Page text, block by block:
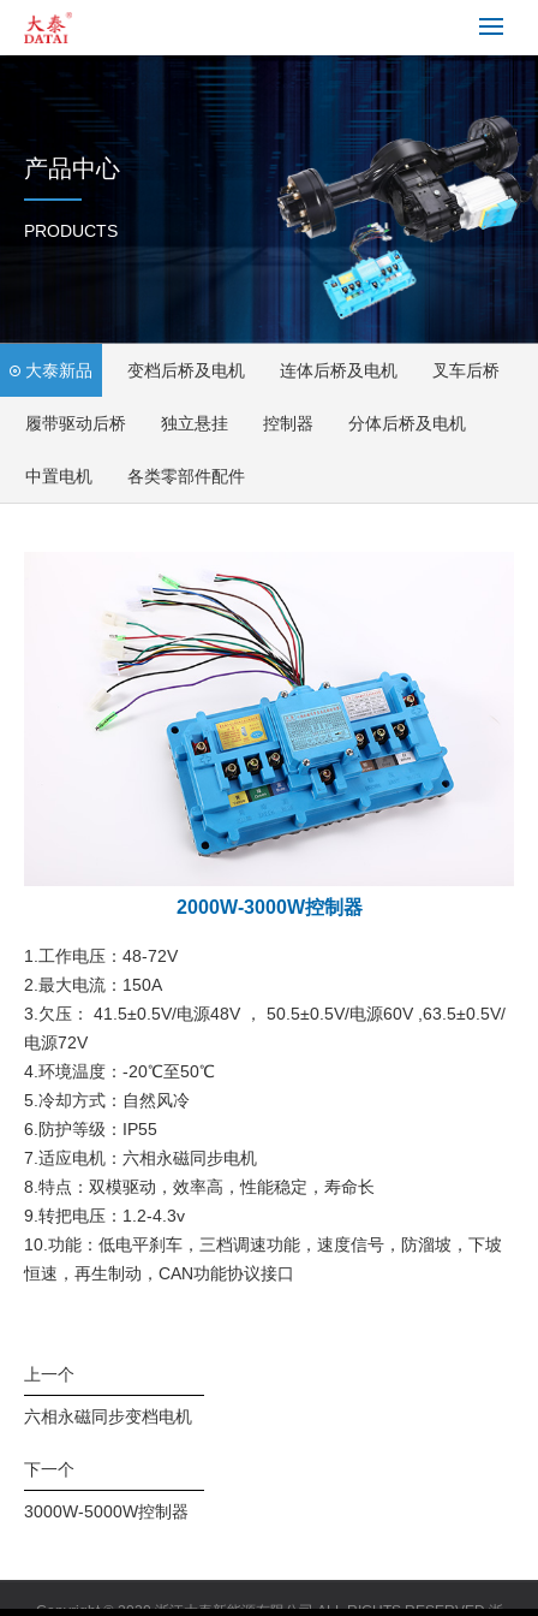
产品中心
PRODUCTS
大泰新品 变档后桥及电机 连体后桥及电机 叉车后桥
履带驱动后桥 独立悬挂 控制器 分体后桥及电机
中置电机 各类零部件配件
2000W-3000W控制器
1.工作电压：48-72V
2.最大电流：150A
3.欠压： 41.5±0.5V/电源48V ， 50.5±0.5V/电源60V ,63.5±0.5V/
电源72V
4.环境温度：-20℃至50℃
5.冷却方式：自然风冷
6.防护等级：IP55
7.适应电机：六相永磁同步电机
8.特点：双模驱动，效率高，性能稳定，寿命长
9.转把电压：1.2-4.3v
10.功能：低电平刹车，三档调速功能，速度信号，防溜坡，下坡
恒速，再生制动，CAN功能协议接口
上一个
六相永磁同步变档电机
下一个
3000W-5000W控制器
Copyright © 2020 浙江大泰新能源有限公司 ALL RIGHTS RESERVED浙